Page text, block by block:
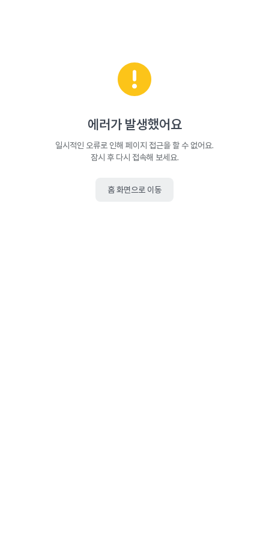
에러가 발생했어요
일시적인 오류로 인해 페이지 접근을 할 수 없어요.
잠시 후 다시 접속해 보세요.
홈 화면으로 이동